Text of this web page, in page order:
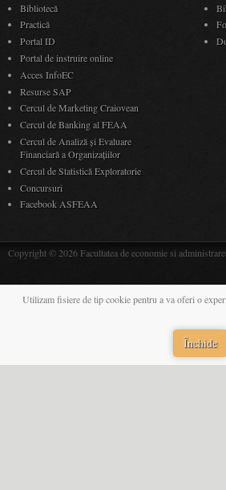
Bibliotecă
Practică
Portal ID
Portal de instruire online
Acces InfoEC
Resurse SAP
Cercul de Marketing Craiovean
Cercul de Banking al FEAA
Cercul de Analiză și Evaluare
Financiară a Organizațiilor
Cercul de Statistică Exploratorie
Concursuri
Facebook ASFEAA
Copyright © 2026 Facultatea de economie si
Utilizam fisiere de tip cookie pentru a va oferi o
Închide